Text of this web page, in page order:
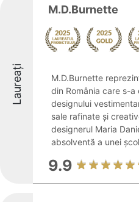
Laureați
M.D.Burnette
M.D.Burnette
din România care s-
designului
sale rafinate și
designerul Maria
absolventă a unei
9.9